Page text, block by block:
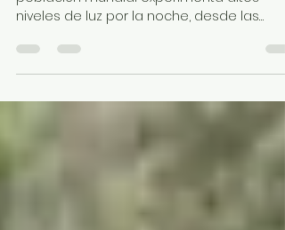
La contaminación lumínica
Hoy en día, alrededor del 80% de la
brillantes bombillas...